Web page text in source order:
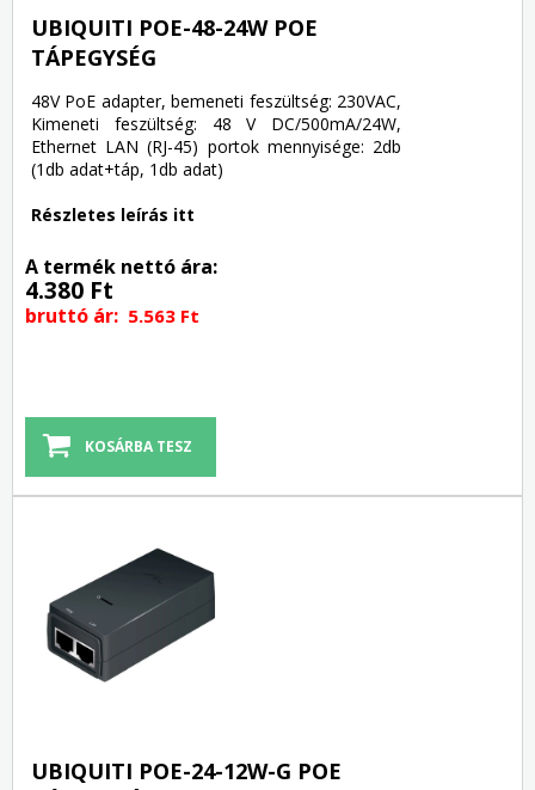
UBIQUITI POE-48-24W POE
TÁPEGYSÉG
48V PoE adapter, bemeneti feszültség: 230VAC,
Kimeneti feszültség: 48 V DC/500mA/24W,
Ethernet LAN (RJ-45) portok mennyisége: 2db
(1db adat+táp, 1db adat)
Részletes leírás itt
A termék nettó ára:
4.380 Ft
bruttó ár: 5.563 Ft
UBIQUITI POE-24-12W-G POE